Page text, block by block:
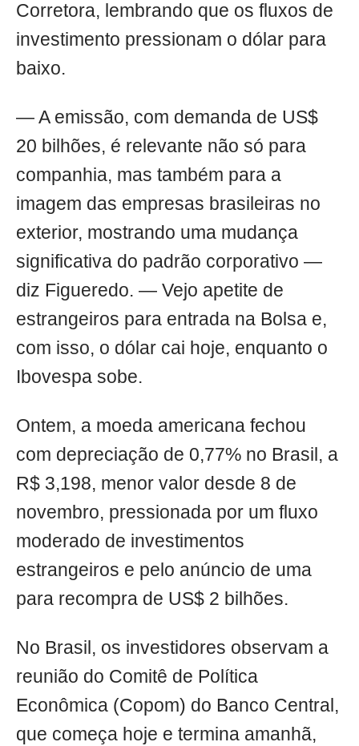
Corretora, lembrando que os fluxos de
investimento pressionam o dólar para
baixo.
— A emissão, com demanda de US$
20 bilhões, é relevante não só para
companhia, mas também para a
imagem das empresas brasileiras no
exterior, mostrando uma mudança
significativa do padrão corporativo —
diz Figueredo. — Vejo apetite de
estrangeiros para entrada na Bolsa e,
com isso, o dólar cai hoje, enquanto o
Ibovespa sobe.
Ontem, a moeda americana fechou
com depreciação de 0,77% no Brasil, a
R$ 3,198, menor valor desde 8 de
novembro, pressionada por um fluxo
moderado de investimentos
estrangeiros e pelo anúncio de uma
para recompra de US$ 2 bilhões.
No Brasil, os investidores observam a
reunião do Comitê de Política
Econômica (Copom) do Banco Central,
que começa hoje e termina amanhã,